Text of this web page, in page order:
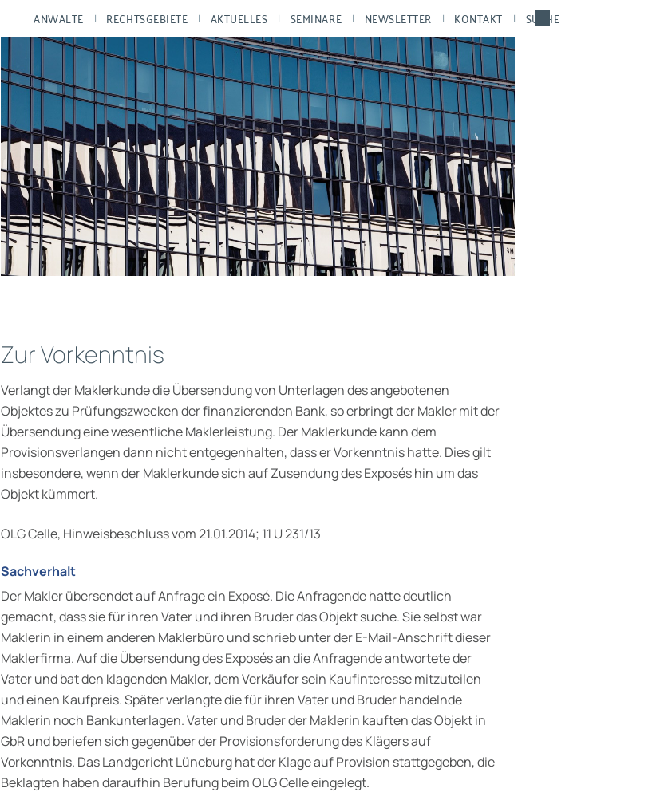
ANWÄLTE RECHTSGEBIETE AKTUELLES SEMINARE NEWSLETTER KONTAKT SUCHE
Zur Vorkenntnis
Verlangt der Maklerkunde die Übersendung von Unterlagen des angebotenen
Objektes zu Prüfungszwecken der finanzierenden Bank, so erbringt der Makler mit der
Übersendung eine wesentliche Maklerleistung. Der Maklerkunde kann dem
Provisionsverlangen dann nicht entgegenhalten, dass er Vorkenntnis hatte. Dies gilt
insbesondere, wenn der Maklerkunde sich auf Zusendung des Exposés hin um das
Objekt kümmert.
OLG Celle, Hinweisbeschluss vom 21.01.2014; 11 U 231/13
Sachverhalt
Der Makler übersendet auf Anfrage ein Exposé. Die Anfragende hatte deutlich
gemacht, dass sie für ihren Vater und ihren Bruder das Objekt suche. Sie selbst war
Maklerin in einem anderen Maklerbüro und schrieb unter der E-Mail-Anschrift dieser
Maklerfirma. Auf die Übersendung des Exposés an die Anfragende antwortete der
Vater und bat den klagenden Makler, dem Verkäufer sein Kaufinteresse mitzuteilen
und einen Kaufpreis. Später verlangte die für ihren Vater und Bruder handelnde
Maklerin noch Bankunterlagen. Vater und Bruder der Maklerin kauften das Objekt in
GbR und beriefen sich gegenüber der Provisionsforderung des Klägers auf
Vorkenntnis. Das Landgericht Lüneburg hat der Klage auf Provision stattgegeben, die
Beklagten haben daraufhin Berufung beim OLG Celle eingelegt.